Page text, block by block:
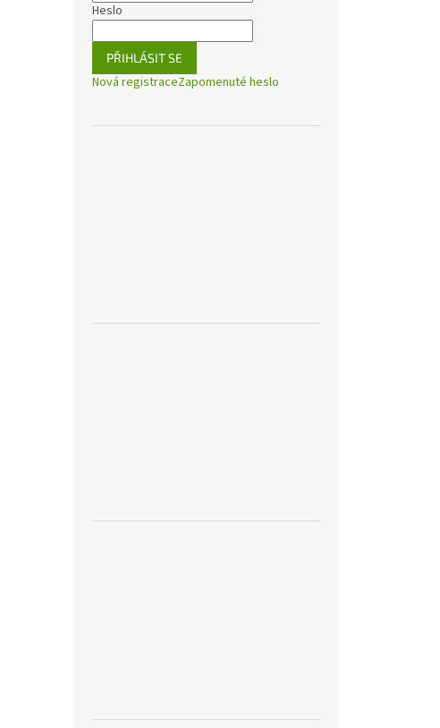
Heslo
PŘIHLÁSIT SE
Nová registraceZapomenuté heslo